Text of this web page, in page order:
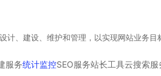
计、建设、维护和管理，以实现网站业务
服务统计监控SEO服务站长工具云搜索服